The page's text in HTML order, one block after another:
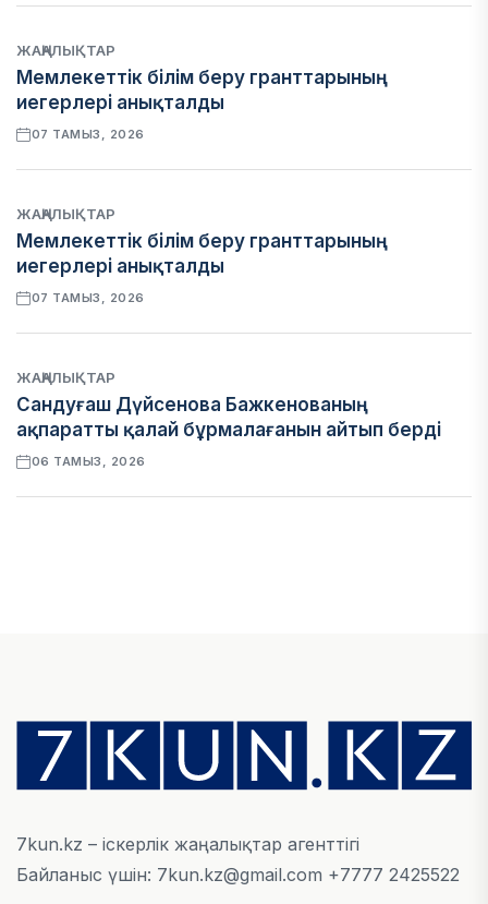
ЖАҢАЛЫҚТАР
Мемлекеттік білім беру гранттарының
иегерлері анықталды
07 ТАМЫЗ, 2026
ЖАҢАЛЫҚТАР
Мемлекеттік білім беру гранттарының
иегерлері анықталды
07 ТАМЫЗ, 2026
ЖАҢАЛЫҚТАР
Сандуғаш Дүйсенова Бажкенованың
ақпаратты қалай бұрмалағанын айтып берді
06 ТАМЫЗ, 2026
Алматы қалалық МКД мүлікті сатудан
алынатын салық туралы сұрақтарға жауап
берді
7kun.kz – іскерлік жаңалықтар агенттігі
Байланыс үшін: 7kun.kz@gmail.com +7777 2425522